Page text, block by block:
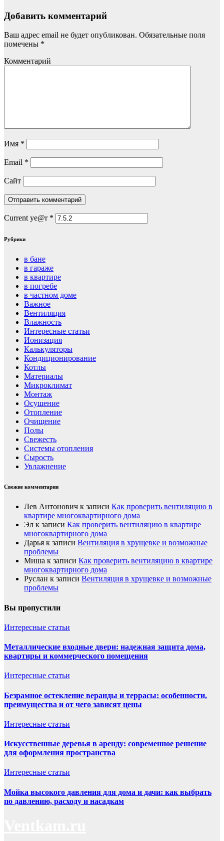
Добавить комментарий
Ваш адрес email не будет опубликован. Обязательные поля
помечены *
Комментарий
Имя *
Email *
Сайт
Current ye@r *
Рубрики
в бане
в гараже
в квартире
в погребе
в частном доме
Важное
Вентиляция
Влажность
Интересные статьи
Ионизация
Калькуляторы
Кондиционирование
Котлы
Материалы
Микроклимат
Монтаж
Осушение
Отопление
Очищение
Полы
Свежесть
Системы отопления
Сырость
Увлажнение
Свежие комментарии
Лев Антонович к записи Как проверить вентиляцию в
квартире многоквартирного дома
Эл к записи Как проверить вентиляцию в квартире
многоквартирного дома
Дарья к записи Вентиляция в хрущевке и возможные
проблемы
Миша к записи Как проверить вентиляцию в квартире
многоквартирного дома
Руслан к записи Вентиляция в хрущевке и возможные
проблемы
Вы пропустили
Интересные статьи
Металлические входные двери: надежная защита дома,
квартиры и коммерческого помещения
Интересные статьи
Безрамное остекление веранды и террасы: особенности,
преимущества и от чего зависят цены
Интересные статьи
Искусственные деревья в аренду: современное решение
для оформления пространства
Интересные статьи
Мойка высокого давления для дома и дачи: как выбрать
по давлению, расходу и насадкам